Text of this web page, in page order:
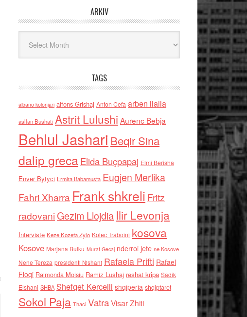
ARKIV
TAGS
albano kolonjari alfons Grishaj Anton Cefa arben llalla
asllan Bushati Astrit Lulushi Aurenc Bebja
Behlul Jashari Beqir Sina
dalip grecaElida Buçpapaj Elmi Berisha
Enver Bytyci Ermira Babamusta Eugjen Merlika
Fahri Xharra Frank shkreli Fritz
radovaniGezim Llojdia Ilir Levonja
Interviste Keze Kozeta Zylo Kolec Traboini kosova
Kosove Marjana Bulku Murat Gecaj nderroi jete ne Kosove
Nene Tereza presidenti Nishani Rafaela Prifti Rafael
Floqi Raimonda Moisiu Ramiz Lushaj reshat kripa Sadik
Elshani SHBA Shefqet Kercelli shqiperia shqiptaret
Sokol Paja Thaci VatraVisar Zhiti